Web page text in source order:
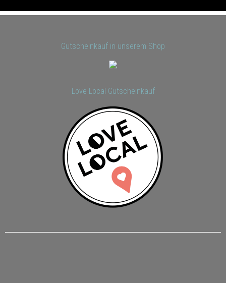
Gutscheinkauf in unserem Shop
Love Local Gutscheinkauf